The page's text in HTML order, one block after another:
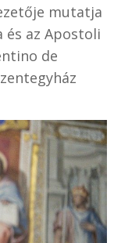
mutatja
és az Apostoli
de